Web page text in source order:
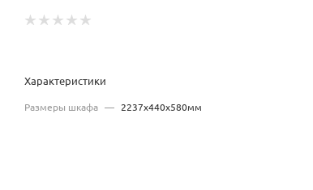
Характеристики
Размеры шкафа — 2237x440x580мм